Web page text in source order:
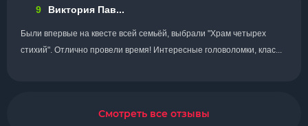
9 Виктория Пав...
Были впервые на квесте всей семьёй, выбрали "Храм четырех
стихий". Отлично провели время! Интересные головоломки, клас...
Смотреть все отзывы